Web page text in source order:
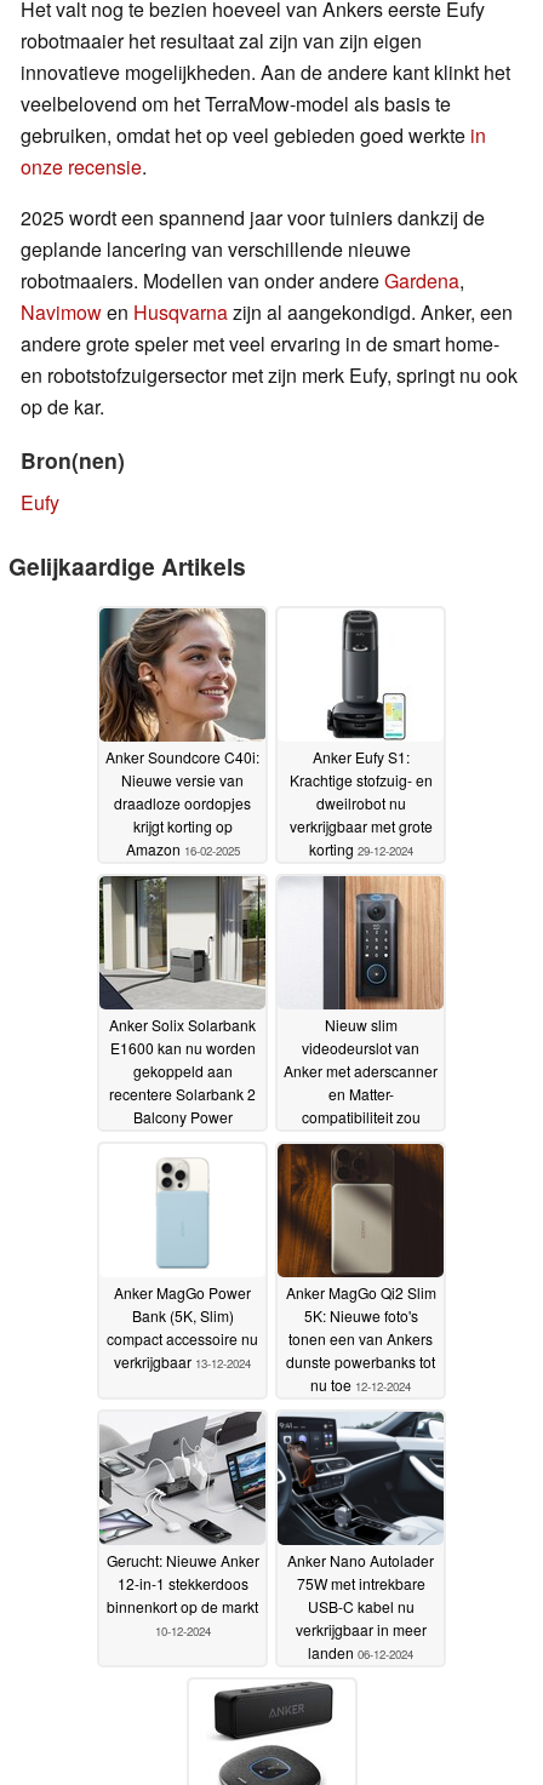
Het valt nog te bezien hoeveel van Ankers eerste Eufy
robotmaaier het resultaat zal zijn van zijn eigen
innovatieve mogelijkheden. Aan de andere kant klinkt het
veelbelovend om het TerraMow-model als basis te
gebruiken, omdat het op veel gebieden goed werkte in
onze recensie.
2025 wordt een spannend jaar voor tuiniers dankzij de
geplande lancering van verschillende nieuwe
robotmaaiers. Modellen van onder andereGardena,
Navimowen Husqvarnazijn al aangekondigd. Anker, een
andere grote speler met veel ervaring in de smart home-
en robotstofzuigersector met zijn merk Eufy, springt nu ook
op de kar.
Bron(nen)
Eufy
Gelijkaardige Artikels
Anker Soundcore C40i:
Nieuwe versie van
draadloze oordopjes
krijgt korting op
Amazon 16-02-2025
Anker Eufy S1:
Krachtige stofzuig- en
dweilrobot nu
verkrijgbaar met grote
korting 29-12-2024
Anker Solix Solarbank
E1600 kan nu worden
gekoppeld aan
recentere Solarbank 2
Balcony Power
12-2024
Nieuw slim
videodeurslot van
Anker met aderscanner
en Matter-
compatibiliteit zou
onderweg kunnen zijn
13-12-2024
Anker MagGo Power
Bank (5K, Slim)
compact accessoire nu
verkrijgbaar 13-12-2024
Anker MagGo Qi2 Slim
5K: Nieuwe foto's
tonen een van Ankers
dunste powerbanks tot
nu toe 12-12-2024
Gerucht: Nieuwe Anker
12-in-1 stekkerdoos
binnenkort op de markt
10-12-2024
Anker Nano Autolader
75W met intrekbare
USB-C kabel nu
verkrijgbaar in meer
landen 06-12-2024